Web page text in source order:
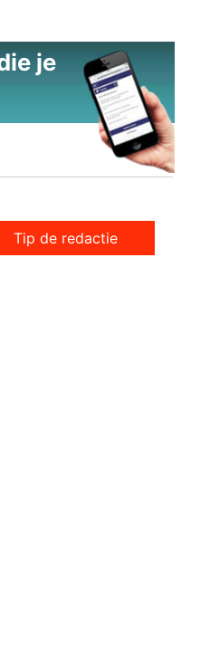
je
Tip de redactie